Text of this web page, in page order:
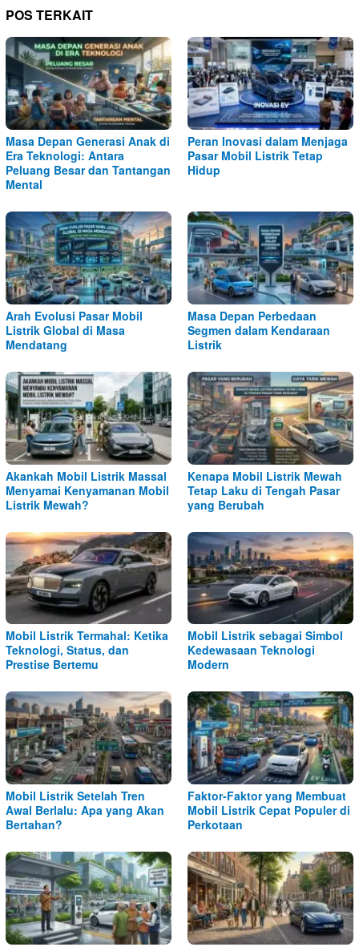
POS TERKAIT
Masa Depan Generasi Anak di
Era Teknologi: Antara
Peluang Besar dan Tantangan
Mental
Peran Inovasi dalam Menjaga
Pasar Mobil Listrik Tetap
Hidup
Arah Evolusi Pasar Mobil
Listrik Global di Masa
Mendatang
Masa Depan Perbedaan
Segmen dalam Kendaraan
Listrik
Akankah Mobil Listrik Massal
Menyamai Kenyamanan Mobil
Listrik Mewah?
Kenapa Mobil Listrik Mewah
Tetap Laku di Tengah Pasar
yang Berubah
Mobil Listrik Termahal: Ketika
Teknologi, Status, dan
Prestise Bertemu
Mobil Listrik sebagai Simbol
Kedewasaan Teknologi
Modern
Mobil Listrik Setelah Tren
Awal Berlalu: Apa yang Akan
Bertahan?
Faktor-Faktor yang Membuat
Mobil Listrik Cepat Populer di
Perkotaan